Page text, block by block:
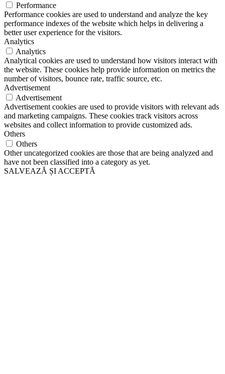
Performance
Performance cookies are used to understand and analyze the key
performance indexes of the website which helps in delivering a
better user experience for the visitors.
Analytics
Analytics
Analytical cookies are used to understand how visitors interact with
the website. These cookies help provide information on metrics the
number of visitors, bounce rate, traffic source, etc.
Advertisement
Advertisement
Advertisement cookies are used to provide visitors with relevant ads
and marketing campaigns. These cookies track visitors across
websites and collect information to provide customized ads.
Others
Others
Other uncategorized cookies are those that are being analyzed and
have not been classified into a category as yet.
SALVEAZĂ ȘI ACCEPTĂ